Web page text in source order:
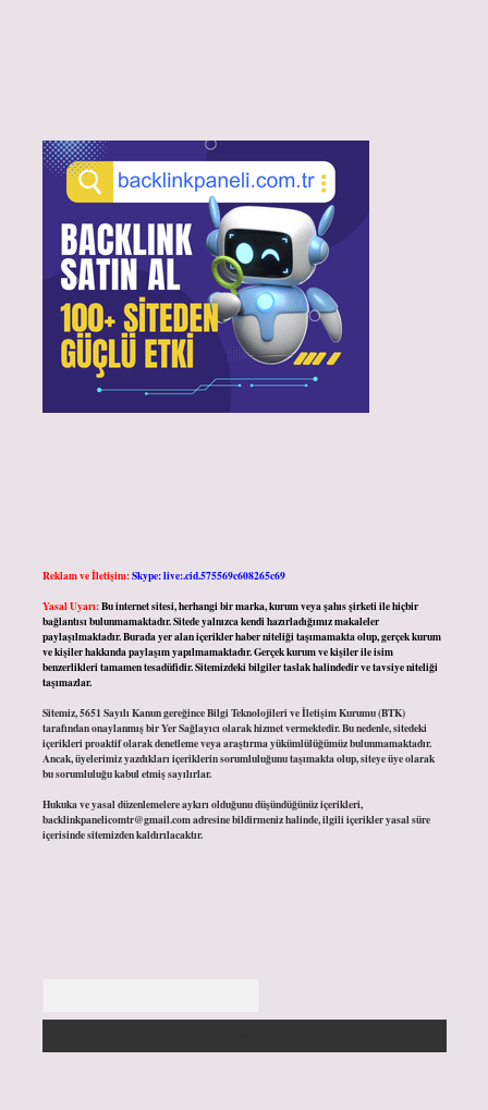
Reklam ve İletişim:Skype: live:.cid.575569c608265c69
Yasal Uyarı:Bu internet sitesi, herhangi bir marka, kurum veya şahıs şirketi ile hiçbir
bağlantısı bulunmamaktadır. Sitede yalnızca kendi hazırladığımız makaleler
paylaşılmaktadır. Burada yer alan içerikler haber niteliği taşımamakta olup, gerçek kurum
ve kişiler hakkında paylaşım yapılmamaktadır. Gerçek kurum ve kişiler ile isim
benzerlikleri tamamen tesadüfidir. Sitemizdeki bilgiler taslak halindedir ve tavsiye niteliği
taşımazlar.
Sitemiz, 5651 Sayılı Kanun gereğince Bilgi Teknolojileri ve İletişim Kurumu (BTK)
tarafından onaylanmış bir Yer Sağlayıcı olarak hizmet vermektedir. Bu nedenle, sitedeki
içerikleri proaktif olarak denetleme veya araştırma yükümlülüğümüz bulunmamaktadır.
Ancak, üyelerimiz yazdıkları içeriklerin sorumluluğunu taşımakta olup, siteye üye olarak
bu sorumluluğu kabul etmiş sayılırlar.
Hukuka ve yasal düzenlemelere aykırı olduğunu düşündüğünüz içerikleri,
backlinkpanelicomtr@gmail.comadresine bildirmeniz halinde, ilgili içerikler yasal süre
içerisinde sitemizden kaldırılacaktır.